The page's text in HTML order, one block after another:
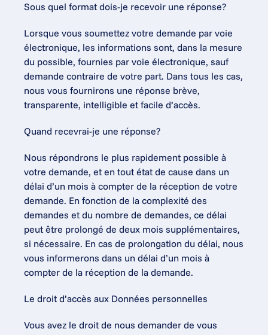
Sous quel format dois-je recevoir une réponse?
Lorsque vous soumettez votre demande par voie
électronique, les informations sont, dans la mesure
du possible, fournies par voie électronique, sauf
demande contraire de votre part. Dans tous les cas,
nous vous fournirons une réponse brève,
transparente, intelligible et facile d’accès.
Quand recevrai-je une réponse?
Nous répondrons le plus rapidement possible à
votre demande, et en tout état de cause dans un
délai d’un mois à compter de la réception de votre
demande. En fonction de la complexité des
demandes et du nombre de demandes, ce délai
peut être prolongé de deux mois supplémentaires,
si nécessaire. En cas de prolongation du délai, nous
vous informerons dans un délai d’un mois à
compter de la réception de la demande.
Le droit d’accès aux Données personnelles
Vous avez le droit de nous demander de vous